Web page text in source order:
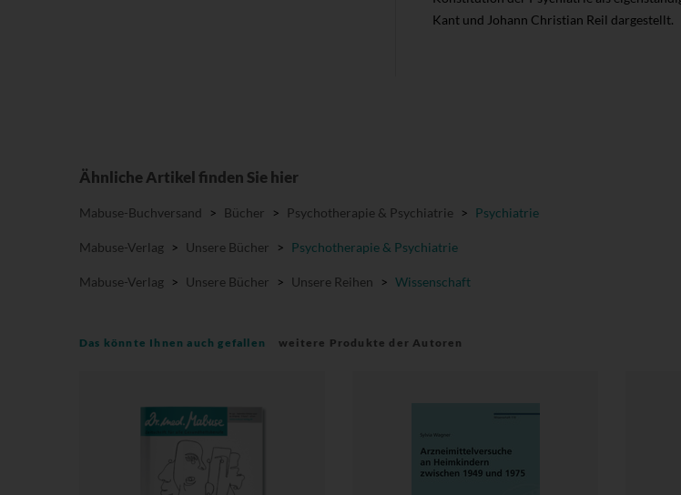
Kant und Johann Christian Reil dargestellt.
Ähnliche Artikel finden Sie hier
Mabuse-Buchversand > Bücher > Psychotherapie & Psychiatrie > Psychiatrie
Mabuse-Verlag > Unsere Bücher > Psychotherapie & Psychiatrie
Mabuse-Verlag > Unsere Bücher > Unsere Reihen > Wissenschaft
Das könnte Ihnen auch gefallen weitere Produkte der Autoren